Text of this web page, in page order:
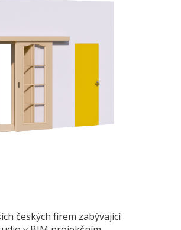
českých firem zabývající